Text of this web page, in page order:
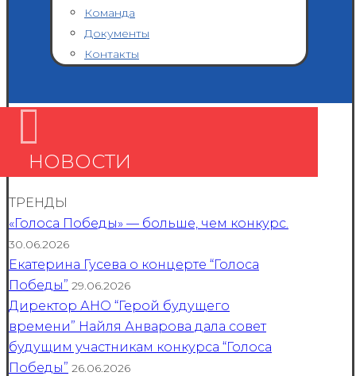
Команда
Документы
Контакты
НОВОСТИ
ТРЕНДЫ
«Голоса Победы» — больше, чем конкурс.
30.06.2026
Екатерина Гусева о концерте “Голоса
Победы” 29.06.2026
Директор АНО “Герой будущего
времени” Найля Анварова дала совет
будущим участникам конкурса “Голоса
Победы” 26.06.2026